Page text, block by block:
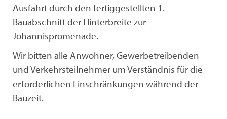
Ausfahrt durch den fertiggestellten 1.
Bauabschnitt der Hinterbreite zur
Johannispromenade.
Wir bitten alle Anwohner, Gewerbetreibenden
und Verkehrsteilnehmer um Verständnis für die
erforderlichen Einschränkungen während der
Bauzeit.